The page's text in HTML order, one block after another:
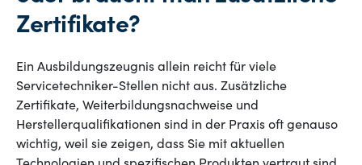
Zertifikate?
Ein Ausbildungszeugnis allein reicht für viele
Servicetechniker-Stellen nicht aus. Zusätzliche
Zertifikate, Weiterbildungsnachweise und
Herstellerqualifikationen sind in der Praxis oft genauso
wichtig, weil sie zeigen, dass Sie mit aktuellen